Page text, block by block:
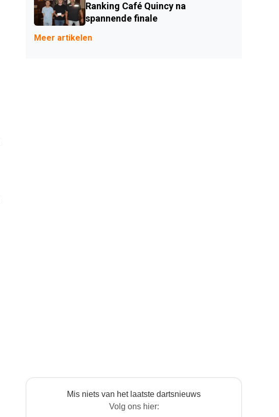
Ranking Café Quincy na
spannende finale
Meer artikelen
Mis niets van het laatste dartsnieuws
Volg ons hier: